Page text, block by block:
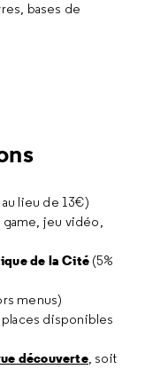
bases de
lieu de 13€)
jeu vidéo,
de la Cité (5%
menus)
disponibles
découverte, soit